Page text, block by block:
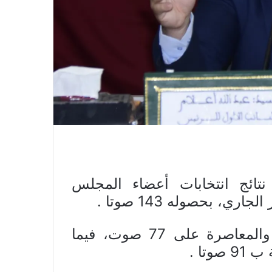
انتخابات أعضاء المجلس
وحل في المرتبة الثانية حزب الأصالة والمعاصرة على 77 صوت، فيما
.